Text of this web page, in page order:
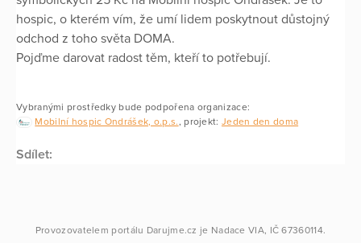
hospic, o kterém vím, že umí lidem poskytnout důstojný
odchod z toho světa DOMA.
Pojďme darovat radost těm, kteří to potřebují.
Vybranými prostředky bude podpořena organizace:
Mobilní hospic Ondrášek, o.p.s., projekt: Jeden den doma
Sdílet:
Provozovatelem portálu Darujme.cz je Nadace VIA, IČ 67360114.